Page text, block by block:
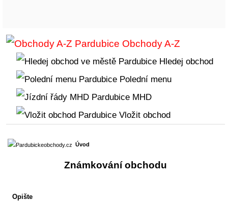
Obchody A-Z
Hledej obchod
Polední menu
MHD
Vložit obchod
Úvod
Známkování obchodu
Opište